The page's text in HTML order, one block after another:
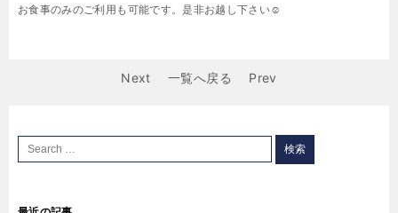
お食事のみのご利用も可能です。是非お越し下さい☺
Next 一覧へ戻る Prev